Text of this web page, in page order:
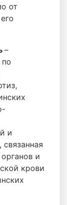
от
–
по
и
и
крови